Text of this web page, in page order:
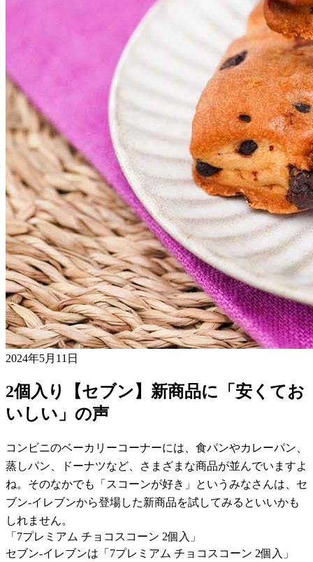
2024年5月11日
2個入り【セブン】新商品に「安くてお
いしい」の声
コンビニのベーカリーコーナーには、食パンやカレーパン、
蒸しパン、ドーナツなど、さまざまな商品が並んでいますよ
ね。そのなかでも「スコーンが好き」というみなさんは、セ
ブン-イレブンから登場した新商品を試してみるといいかも
しれません。
「7プレミアム チョコスコーン 2個入」
セブン-イレブンは「7プレミアム チョコスコーン 2個入」